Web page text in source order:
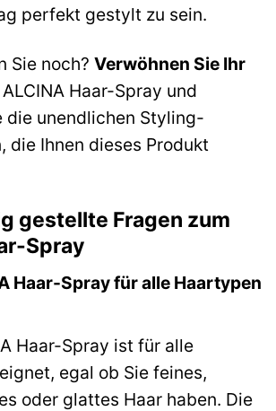
perfekt gestylt zu sein.
Sie noch? Verwöhnen Sie Ihr
Haar-Spray und
die unendlichen Styling-
die Ihnen dieses Produkt
gestellte Fragen zum
Spray
Haar-Spray für alle Haartypen
Haar-Spray ist für alle
egal ob Sie feines,
oder glattes Haar haben. Die